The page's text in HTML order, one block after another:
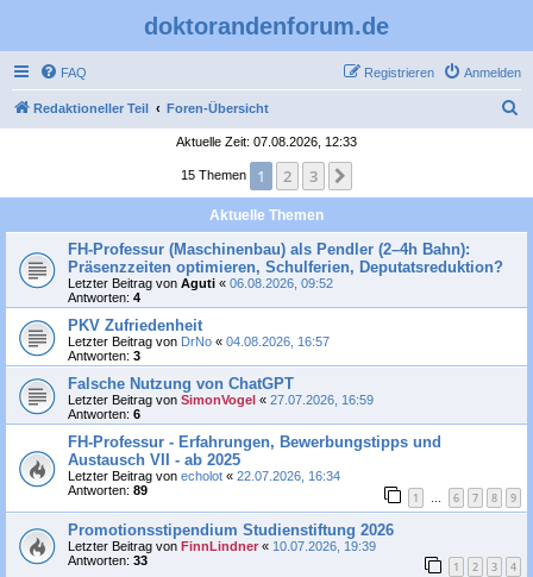
doktorandenforum.de
FAQ Anmelden
Registrieren
Redaktioneller Teil Foren-Übersicht
Aktuelle Zeit: 07.08.2026, 12:33
15 Themen 1 2 3
Aktuelle Themen
FH-Professur (Maschinenbau) als Pendler (2–4h Bahn):
Präsenzzeiten optimieren, Schulferien, Deputatsreduktion?
Letzter Beitrag von Aguti « 06.08.2026, 09:52
Antworten: 4
PKV Zufriedenheit
Letzter Beitrag von DrNo « 04.08.2026, 16:57
Antworten: 3
Falsche Nutzung von ChatGPT
Letzter Beitrag von SimonVogel « 27.07.2026, 16:59
Antworten: 6
FH-Professur - Erfahrungen, Bewerbungstipps und
Austausch VII - ab 2025
Letzter Beitrag von echolot « 22.07.2026, 16:34
Antworten: 89 1 … 6 7 8 9
Promotionsstipendium Studienstiftung 2026
Letzter Beitrag von FinnLindner « 10.07.2026, 19:39
Antworten: 33 1 2 3 4